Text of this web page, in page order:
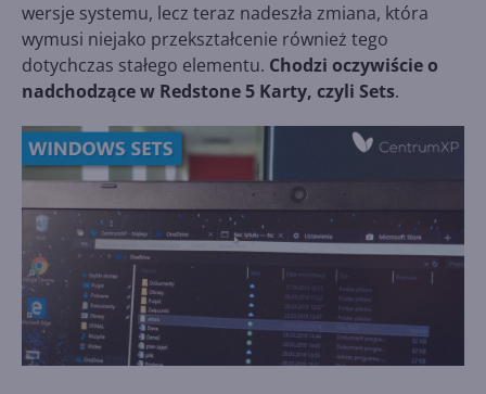
wersje systemu, lecz teraz nadeszła zmiana, która
wymusi niejako przekształcenie również tego
dotychczas stałego elementu. Chodzi oczywiście o
nadchodzące w Redstone 5 Karty, czyli Sets.